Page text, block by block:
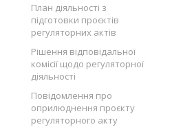
План діяльності з
підготовки проєктів
регуляторних актів
Рішення відповідальної
комісії щодо регуляторної
діяльності
Повідомлення про
оприлюднення проєкту
регуляторного акту